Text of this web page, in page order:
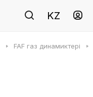
KZ
FAF газ динамиктері